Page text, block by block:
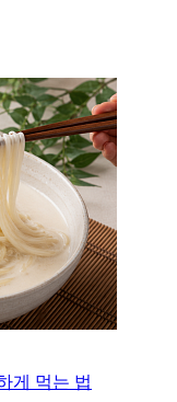
게 먹는 법